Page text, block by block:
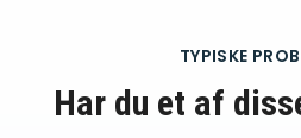
TYPISKE
Har du et af